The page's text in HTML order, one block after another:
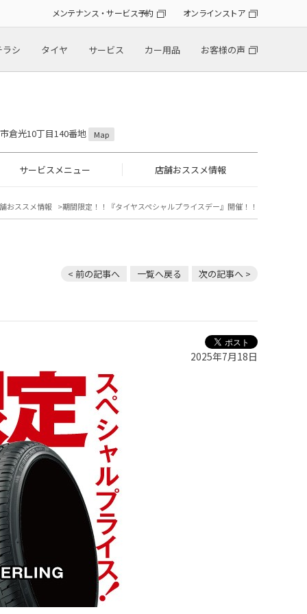
メンテナンス・サービス予約 オンラインストア
シ タイヤ サービス カー用品 お客様の声
倉光10丁目140番地 Map
サービスメニュー 店舗おススメ情報
おススメ情報 期間限定！！『タイヤスペシャルプライスデー』開催！！
< 前の記事へ 一覧へ戻る 次の記事へ >
2025年7月18日